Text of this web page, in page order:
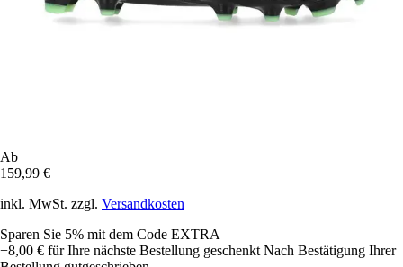
Ab
159,99 €
inkl. MwSt. zzgl. Versandkosten
Sparen Sie 5% mit dem Code EXTRA
+8,00 € für Ihre nächste Bestellung geschenkt Nach Bestätigung Ihrer